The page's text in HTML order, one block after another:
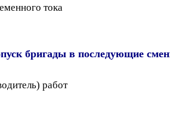
тока
бригады в последующие
работ